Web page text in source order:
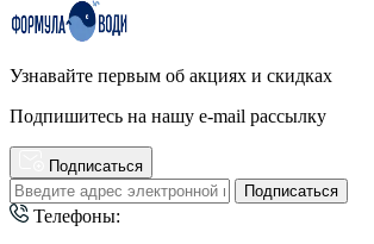
Узнавайте первым об акциях и скидках
Подпишитесь на нашу e-mail рассылку
Подписаться
Подписаться
Телефоны: